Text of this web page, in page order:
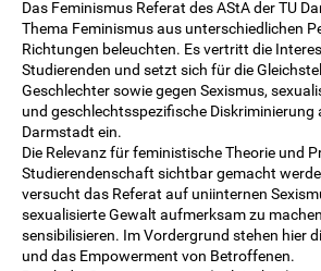
Das Feminismus Referat des AStA der TU
Thema Feminismus aus unterschiedlichen
Richtungen beleuchten. Es vertritt die
Studierenden und setzt sich für die
Geschlechter sowie gegen Sexismus,
und geschlechtsspezifische Diskriminierung
Darmstadt ein.
Die Relevanz für feministische Theorie und
Studierendenschaft sichtbar gemacht
versucht das Referat auf uniinternen
sexualisierte Gewalt aufmerksam zu
sensibilisieren. Im Vordergrund stehen hier
und das Empowerment von Betroffenen.